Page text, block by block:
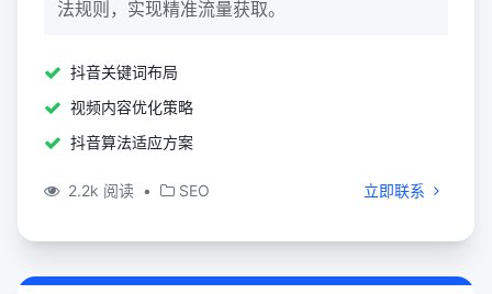
法规则，实现精准流量获取。
抖音关键词布局
视频内容优化策略
抖音算法适应方案
2.2k 阅读 • SEO 立即联系